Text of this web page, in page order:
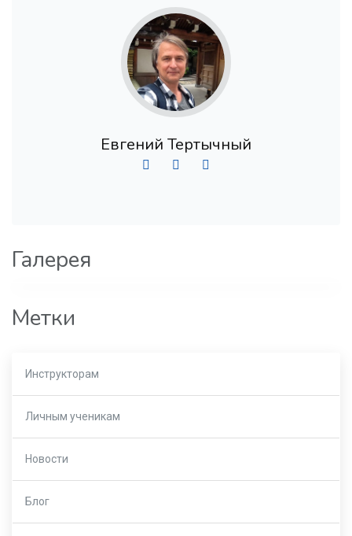
Евгений Тертычный
Галерея
Метки
Инструкторам
Личным ученикам
Новости
Блог